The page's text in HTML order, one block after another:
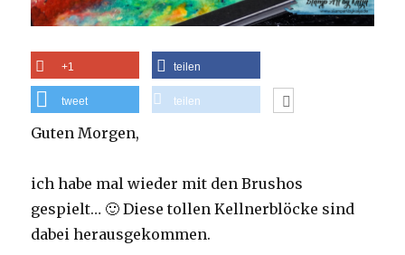
+1 teilen
tweet teilen
Guten Morgen,
ich habe mal wieder mit den Brushos
gespielt… 🙂 Diese tollen Kellnerblöcke sind
dabei herausgekommen.